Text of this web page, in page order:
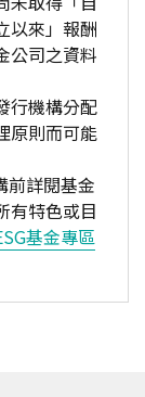
以來」報酬
公司之資料
行機構分配
原則而可能
前詳閱基金
有特色或目
基金專區